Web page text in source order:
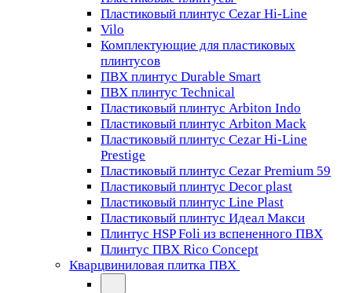
Пластиковый плинтус Cezar Hi-Line
Vilo
Комплектующие для пластиковых
плинтусов
ПВХ плинтус Durable Smart
ПВХ плинтус Technical
Пластиковый плинтус Arbiton Indo
Пластиковый плинтус Arbiton Mack
Пластиковый плинтус Cezar Hi-Line
Prestige
Пластиковый плинтус Cezar Premium 59
Пластиковый плинтус Decor plast
Пластиковый плинтус Line Plast
Пластиковый плинтус Идеал Макси
Плинтус HSP Foli из вспененного ПВХ
Плинтус ПВХ Rico Concept
Кварцвиниловая плитка ПВХ